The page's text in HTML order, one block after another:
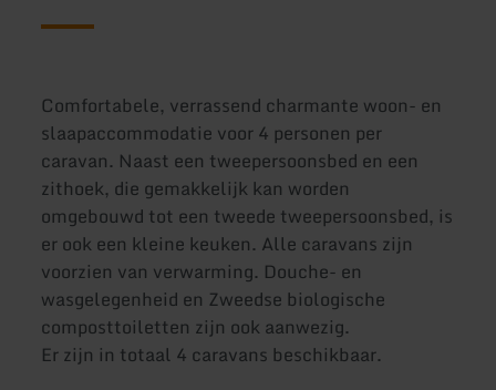
Comfortabele, verrassend charmante woon- en
slaapaccommodatie voor 4 personen per
caravan. Naast een tweepersoonsbed en een
zithoek, die gemakkelijk kan worden
omgebouwd tot een tweede tweepersoonsbed, is
er ook een kleine keuken. Alle caravans zijn
voorzien van verwarming. Douche- en
wasgelegenheid en Zweedse biologische
composttoiletten zijn ook aanwezig.
Er zijn in totaal 4 caravans beschikbaar.